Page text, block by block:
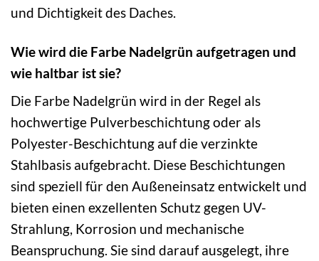
und Dichtigkeit des Daches.
Wie wird die Farbe Nadelgrün aufgetragen und
wie haltbar ist sie?
Die Farbe Nadelgrün wird in der Regel als
hochwertige Pulverbeschichtung oder als
Polyester-Beschichtung auf die verzinkte
Stahlbasis aufgebracht. Diese Beschichtungen
sind speziell für den Außeneinsatz entwickelt und
bieten einen exzellenten Schutz gegen UV-
Strahlung, Korrosion und mechanische
Beanspruchung. Sie sind darauf ausgelegt, ihre